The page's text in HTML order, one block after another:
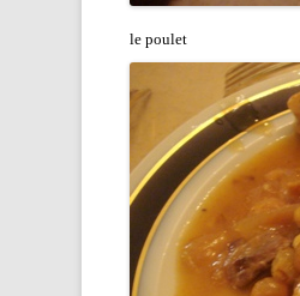
le poulet